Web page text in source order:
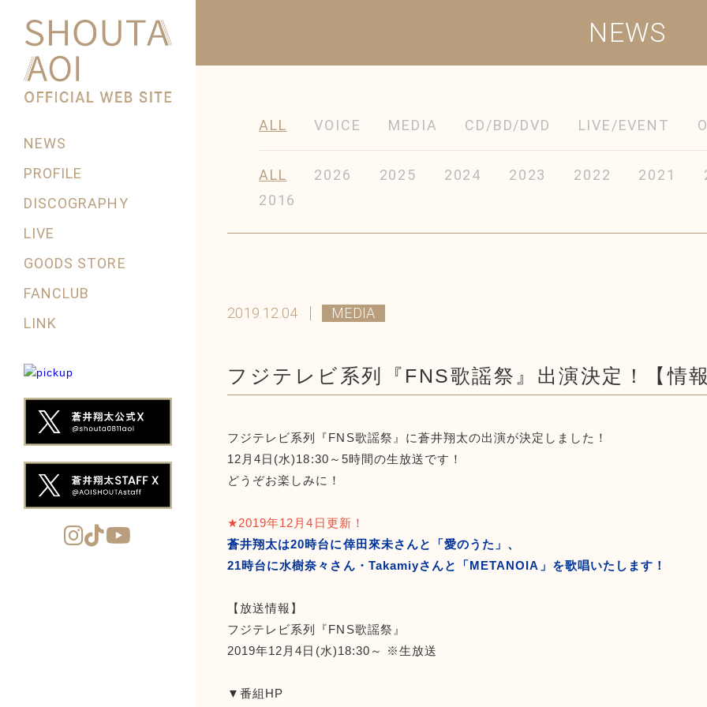
NEWS
PROFILE
DISCOGRAPHY
LIVE
GOODS STORE
FANCLUB
LINK
NEWS
ALL VOICE MEDIA CD/BD/DVD LIVE/EVENT
ALL 2026 2025 2024 2023 2022 2021
2016
2019.12.04 MEDIA
フジテレビ系列『FNS歌謡祭』出演決定！【情
フジテレビ系列『FNS歌謡祭』に蒼井翔太の出演が決定しました！
12月4日(水)18:30～5時間の生放送です！
どうぞお楽しみに！
★2019年12月4日更新！
蒼井翔太は20時台に倖田來未さんと「愛のうた」、
21時台に水樹奈々さん・Takamiyさんと「METANOIA」を歌唱いたします！
【放送情報】
フジテレビ系列『FNS歌謡祭』
2019年12月4日(水)18:30～ ※生放送
▼番組HP